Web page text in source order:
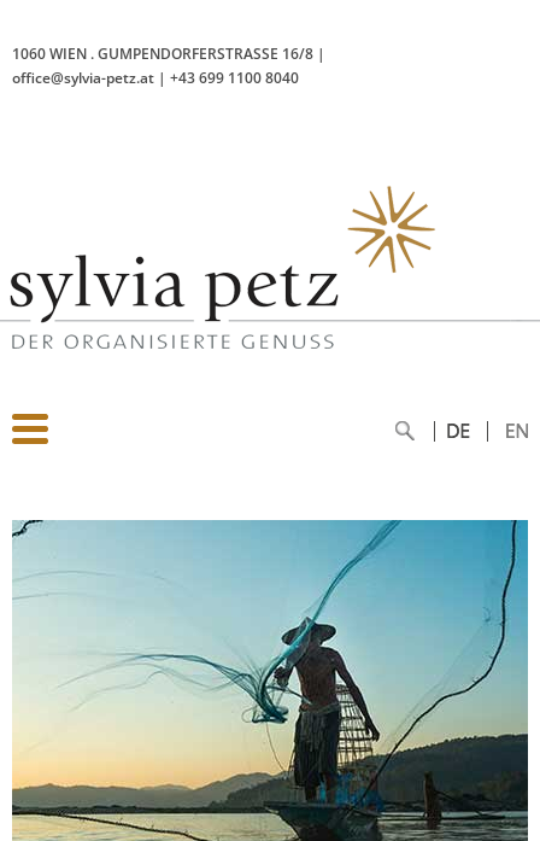
1060 WIEN .GUMPENDORFERSTRASSE 16/8 |
office@sylvia-petz.at | +43 699 1100 8040